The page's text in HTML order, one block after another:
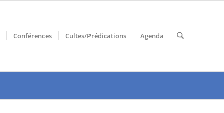
Conférences Cultes/Prédications Agenda